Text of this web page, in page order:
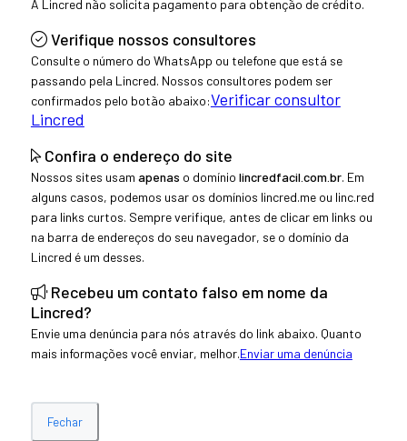
A Lincred não solicita pagamento para obtenção de crédito.
Verifique nossos consultores
Consulte o número do WhatsApp ou telefone que está se
passando pela Lincred. Nossos consultores podem ser
confirmados pelo botão abaixo:Verificar consultor
Lincred
Confira o endereço do site
Nossos sites usam apenas o domínio lincredfacil.com.br. Em
alguns casos, podemos usar os domínios lincred.me ou linc.red
para links curtos. Sempre verifique, antes de clicar em links ou
na barra de endereços do seu navegador, se o domínio da
Lincred é um desses.
Recebeu um contato falso em nome da
Lincred?
Envie uma denúncia para nós através do link abaixo. Quanto
mais informações você enviar, melhor.Enviar uma denúncia
Fechar